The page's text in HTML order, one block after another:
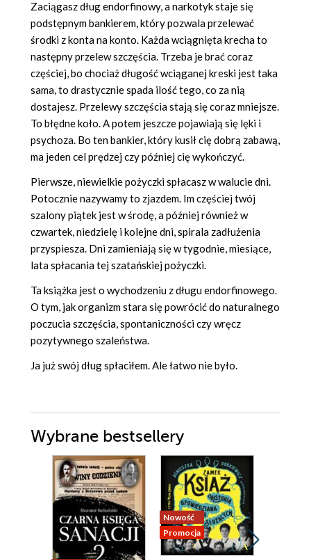
Zaciągasz dług endorfinowy, a narkotyk staje się
podstępnym bankierem, który pozwala przelewać
środki z konta na konto. Każda wciągnięta krecha to
następny przelew szczęścia. Trzeba je brać coraz
częściej, bo chociaż długość wciąganej kreski jest taka
sama, to drastycznie spada ilość tego, co za nią
dostajesz. Przelewy szczęścia stają się coraz mniejsze.
To błędne koło. A potem jeszcze pojawiają się lęki i
psychoza. Bo ten bankier, który kusił cię dobrą zabawą,
ma jeden cel prędzej czy później cię wykończyć.
Pierwsze, niewielkie pożyczki spłacasz w walucie dni.
Potocznie nazywamy to zjazdem. Im częściej twój
szalony piątek jest w środę, a później również w
czwartek, niedzielę i kolejne dni, spirala zadłużenia
przyspiesza. Dni zamieniają się w tygodnie, miesiące,
lata spłacania tej szatańskiej pożyczki.
Ta książka jest o wychodzeniu z długu endorfinowego.
O tym, jak organizm stara się powrócić do naturalnego
poczucia szczęścia, spontaniczności czy wręcz
pozytywnego szaleństwa.
Ja już swój dług spłaciłem. Ale łatwo nie było.
Wybrane bestsellery
Nowość
Promocja